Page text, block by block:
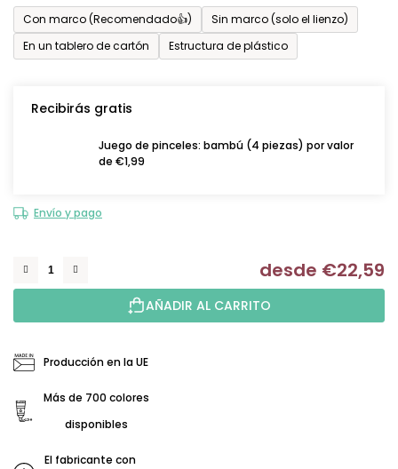
Con marco (Recomendado👍)
Sin marco (solo el lienzo)
En un tablero de cartón
Estructura de plástico
Recibirás gratis
Juego de pinceles: bambú (4 piezas) por valor
de €1,99
Envío y pago
desde €22,59
AÑADIR AL CARRITO
Producción en la UE
Más de 700 colores
disponibles
El fabricante con